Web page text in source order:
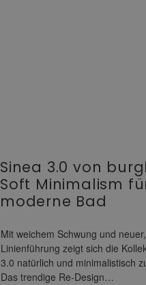
Sinea 3.0 von
Soft Minimalism
moderne Bad
Mit weichem Schwung und
Linienführung zeigt sich die
3.0 natürlich und minimalistisch
Das trendige Re-Design…